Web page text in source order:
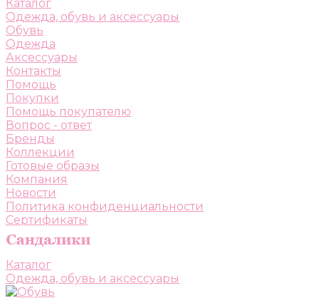
Каталог
Одежда, обувь и аксессуары
Обувь
Одежда
Аксессуары
Контакты
Помощь
Покупки
Помощь покупателю
Вопрос - ответ
Бренды
Коллекции
Готовые образы
Компания
Новости
Политика конфиденциальности
Сертификаты
Каталог
Одежда, обувь и аксессуары